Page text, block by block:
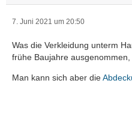
7. Juni 2021 um 20:50
Was die Verkleidung unterm
frühe Baujahre
Man kann sich aber die